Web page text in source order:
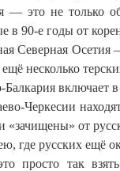
— это не только
в 90-е годы от
Северная Осетия
несколько
Балкария
Черкесии
«зачищены» от
где русских ещё
просто так